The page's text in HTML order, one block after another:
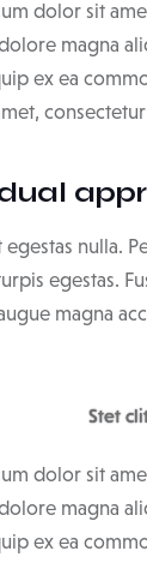
dolor sit
magna
ex ea
egestas nulla.
egestas.
magna
Stet
dolor sit
magna
ex ea